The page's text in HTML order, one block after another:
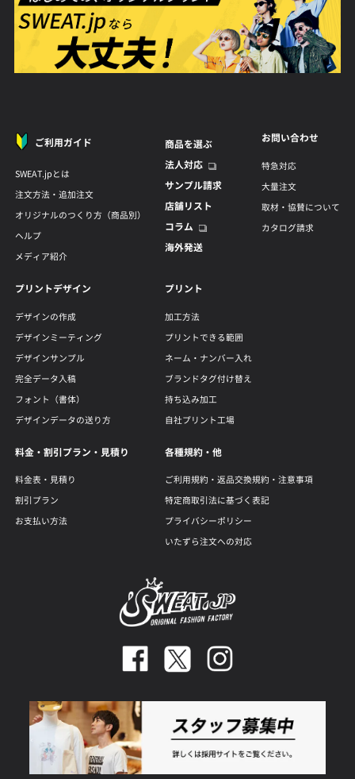
ご利用ガイド
SWEAT.jpとは
注文方法・追加注文
オリジナルのつくり方（商品別）
ヘルプ
メディア紹介
商品を選ぶ
法人対応
サンプル請求
店舗リスト
コラム
海外発送
お問い合わせ
特急対応
大量注文
取材・協賛について
カタログ請求
プリントデザイン
デザインの作成
デザインミーティング
デザインサンプル
完全データ入稿
フォント（書体）
デザインデータの送り方
プリント
加工方法
プリントできる範囲
ネーム・ナンバー入れ
ブランドタグ付け替え
持ち込み加工
自社プリント工場
料金・割引プラン・見積り
料金表・見積り
割引プラン
お支払い方法
各種規約・他
ご利用規約・返品交換規約・注意事項
特定商取引法に基づく表記
プライバシーポリシー
いたずら注文への対応